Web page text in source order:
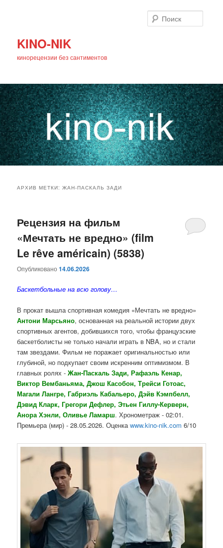
KINO-NIK
кинорецензии без сантиментов
основному
содержимому
дополнительному
содержимому
АРХИВ МЕТКИ:ЖАН-ПАСКАЛЬ ЗАДИ
Рецензия на фильм
«Мечтать не вредно» (film
Le rêve américain) (5838)
Опубликовано14.06.2026
Баскетбольные на всю голову…
В прокат вышла спортивная комедия «Мечтать не вредно»
Антони Марсьяно, основанная на реальной истории двух
спортивных агентов, добившихся того, чтобы французские
баскетболисты не только начали играть в NBA, но и стали
там звездами. Фильм не поражает оригинальностью или
глубиной, но подкупает своим искренним оптимизмом. В
главных ролях -Жан-Паскаль Зади, Рафаэль Кенар,
Виктор Вембаньяма, Джош Касобон, Трейси Готоас,
Магали Лангре, Габриэль Кабальеро, Дэйв Кэмпбелл,
Дэвид Кларк, Грегори Дефлер, Этьен Гиллу-Керверн,
Анора Хэнли, Оливье Ламарш. Хронометраж - 02:01.
Премьера (мир) - 28.05.2026. Оценкаwww.kino-nik.com 6/10